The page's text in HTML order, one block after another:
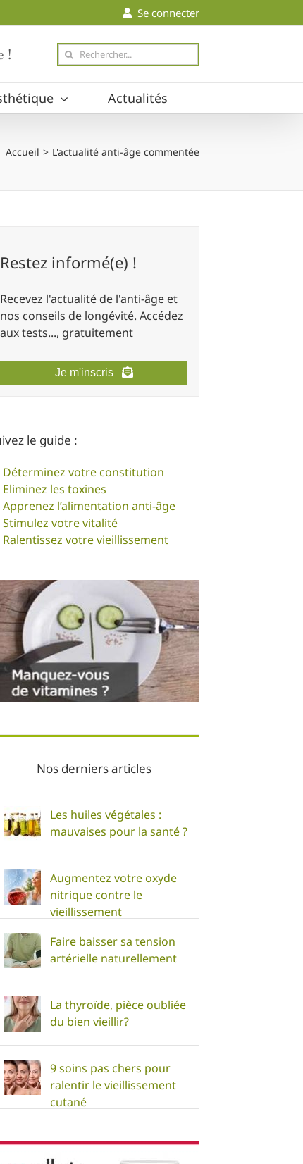
Se connecter
! Rechercher
Actualités
Accueil L'actualité anti-âge commentée
Restez informé(e) !
Recevez l'actualité de l'anti-âge et
nos conseils de longévité. Accédez
aux tests..., gratuitement
Je m'inscris
le guide :
Déterminez votre constitution
Eliminez les toxines
Apprenez l’alimentation anti-âge
Stimulez votre vitalité
Ralentissez votre vieillissement
Nos derniers articles
Les huiles végétales :
mauvaises pour la santé ?
Augmentez votre oxyde
nitrique contre le
vieillissement
Faire baisser sa tension
artérielle naturellement
La thyroïde, pièce oubliée
du bien vieillir?
9 soins pas chers pour
ralentir le vieillissement
cutané